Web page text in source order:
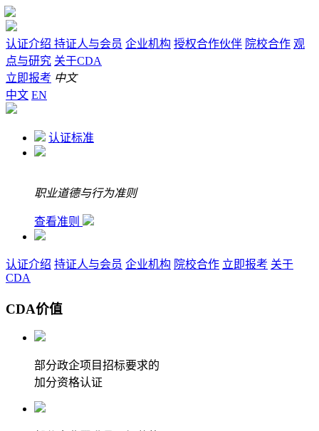
认证介绍 持证人与会员 企业机构 授权合作伙伴 院校合作 观
点与研究 关于CDA
立即报考 中文
中文 EN
认证标准
职业道德与行为准则
查看准则
认证介绍 持证人与会员 企业机构 院校合作 立即报考 关于
CDA
CDA价值
部分政企项目招标要求的
加分资格认证